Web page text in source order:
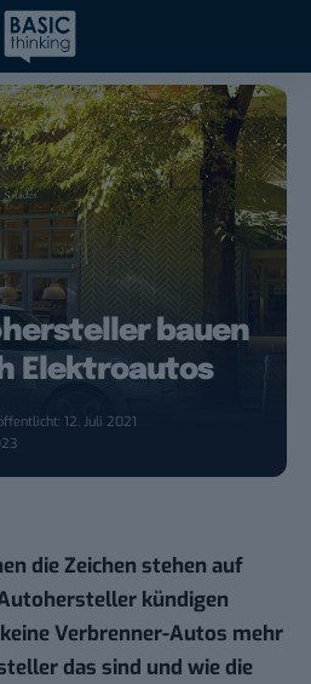
bauen
Elektroautos
12. Juli 2021
die Zeichen stehen auf
kündigen
Verbrenner-Autos mehr
das sind und wie die